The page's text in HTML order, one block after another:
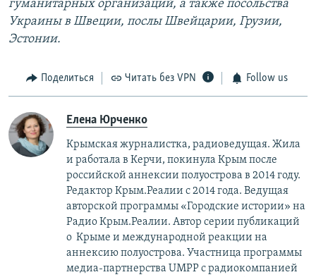
гуманитарных организаций, а также посольства
Украины в Швеции, послы Швейцарии, Грузии,
Эстонии.
Поделиться Читать без VPN Follow us
Елена Юрченко
Крымская журналистка, радиоведущая. Жила
и работала в Керчи, покинула Крым после
российской аннексии полуострова в 2014 году.
Редактор Крым.Реалии с 2014 года. Ведущая
авторской программы «Городские истории» на
Радио Крым.Реалии. Автор серии публикаций
о Крыме и международной реакции на
аннексию полуострова. Участница программы
медиа-партнерства UMPP с радиокомпанией